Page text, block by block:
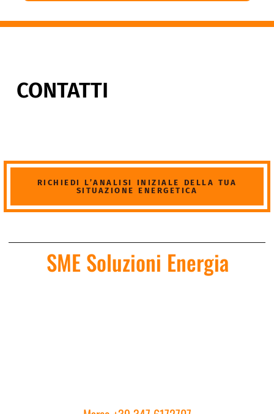
CONTATTI
RICHIEDI L’ANALISI INIZIALE DELLA TUA
SITUAZIONE ENERGETICA
SME Soluzioni Energia